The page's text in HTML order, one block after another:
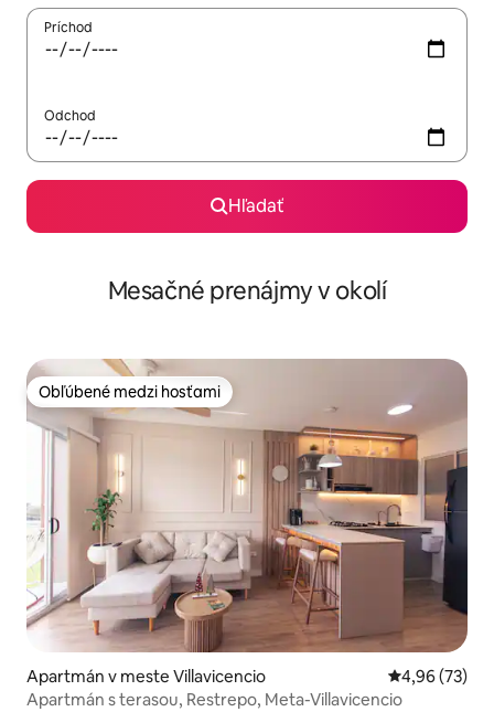
Príchod
Odchod
Hľadať
Mesačné prenájmy v okolí
Obľúbené medzi hosťami
Obľúbené medzi hosťami
Apartmán v meste Villavicencio Priemerné
4,96 (73)
Apartmán s terasou, Restrepo, Meta-Villavicencio